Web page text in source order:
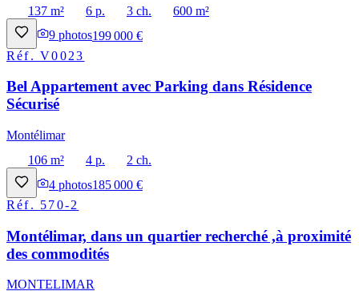
137 m²
6 p. 3 ch.
600 m²
9 photos199 000 €
Réf.V0023
Bel Appartement avec Parking dans Résidence
Sécurisé
Montélimar
106 m²
4 p.
2 ch.
4 photos185 000 €
Réf. 570-2
Montélimar, dans un quartier recherché ,à proximité
des commodités
MONTELIMAR